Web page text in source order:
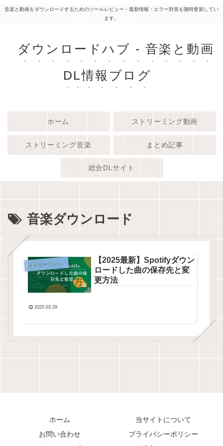
音楽と動画をダウンロードするためのツールレビュー・最新情報・エラー対策を随時更新してい
ます。
ダウンロードハブ - 音楽と動画
DL情報ブログ
ホーム ストリーミング動画
ストリーミング音楽 まとめ記事
総合DLサイト
音楽ダウンロード
ス
トリーミング音楽
【2025最新】Spotifyダウン
ロードした曲の保存先と変
更方法
2025.03.29
ホーム
当サイトについて
お問い合わせ
プライバシーポリシー